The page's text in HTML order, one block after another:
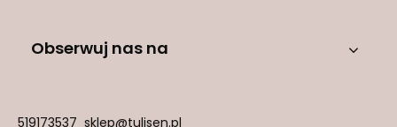
Obserwuj nas na
519173537 sklep@tulisen.pl